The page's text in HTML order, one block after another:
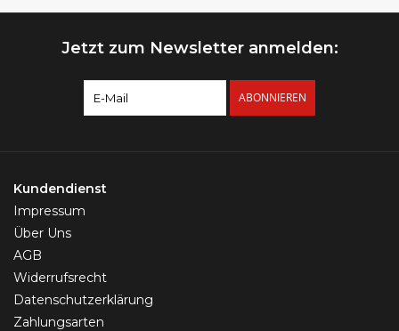
Jetzt zum Newsletter anmelden:
ABONNIEREN
Kundendienst
Impressum
Über Uns
AGB
Widerrufsrecht
Datenschutzerklärung
Zahlungsarten